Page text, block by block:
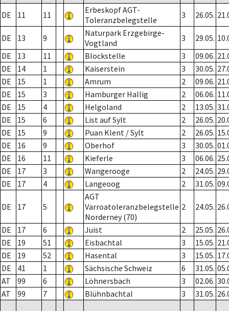
DE 11 11
Erbeskopf AGT-
Toleranzbelegstelle
3 26.05.
DE 13 9
Naturpark Erzgebirge-
Vogtland
3 29.05.
DE
13 11 Blockstelle 3 09.06.
DE
14 1 Kaiserstein 3 30.05.
DE
15 1 Amrum 2 09.06.
DE
15 3 Hamburger Hallig 2 06.06.
DE
15 4 Helgoland 2 13.05.
DE
15 6 List auf Sylt 2 26.05.
DE
15 9 Puan Klent / Sylt 2 26.05.
DE
16 9 Oberhof 3 30.05.
DE
16 11 Kieferle 3 06.06.
DE
17 3 Wangerooge 2 24.05.
DE
17 4 Langeoog 2 31.05.
DE 17 5
AGT
Varroatoleranzbelegstelle
Norderney (70)
2 24.05.
DE 17 6 Juist 2 25.05.
DE
19 51 Eisbachtal 3 15.05.
DE
19 52 Hasental 3 15.05.
DE
41 1 Sächsische Schweiz 6 31.05.
AT
99 6 Löhnersbach 3 02.06.
AT
99 7 Blühnbachtal 3 31.05.